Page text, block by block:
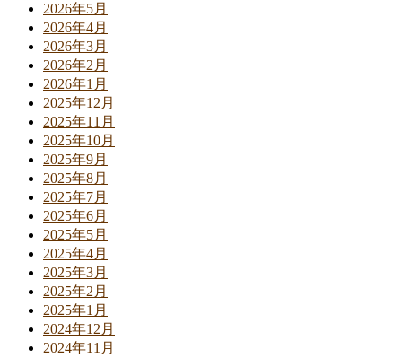
2026年5月
2026年4月
2026年3月
2026年2月
2026年1月
2025年12月
2025年11月
2025年10月
2025年9月
2025年8月
2025年7月
2025年6月
2025年5月
2025年4月
2025年3月
2025年2月
2025年1月
2024年12月
2024年11月